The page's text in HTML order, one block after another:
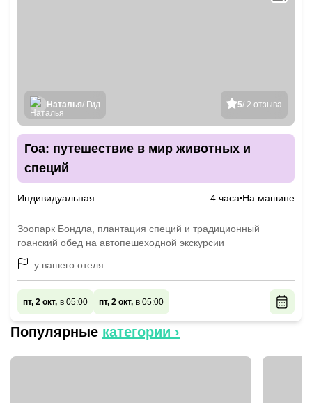
5/ 2 отзыва
Наталья/ Гид
Гоа: путешествие в мир животных и
специй
Индивидуальная 4 часа На машине
Зоопарк Бондла, плантация специй и традиционный
гоанский обед на автопешеходной экскурсии
у вашего отеля
пт, 2 окт, в 05:00 пт, 2 окт, в 05:00
Популярные категории ›